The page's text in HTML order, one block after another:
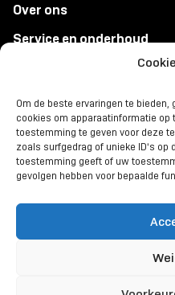
Om de beste ervaringen te
cookies om apparaatinformatie op
toestemming te geven voor deze
zoals surfgedrag of unieke ID's op
toestemming geeft of uw
gevolgen hebben voor bepaalde
Over ons
Service en onderhoud
Toonzaal
Contact
Klantervaringen
Offerte aanvragen
Onze aanpak